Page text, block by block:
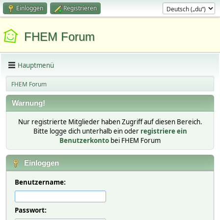
Einloggen Registrieren
FHEM Forum
Hauptmenü
FHEM Forum
Warnung!
Nur registrierte Mitglieder haben Zugriff auf diesen Bereich.
Bitte logge dich unterhalb ein oder registriere ein
Benutzerkonto bei FHEM Forum
Einloggen
Benutzername:
Passwort: